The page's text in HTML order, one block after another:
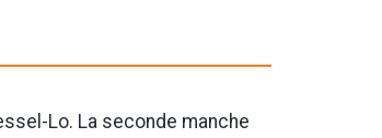
Lo. La seconde manche